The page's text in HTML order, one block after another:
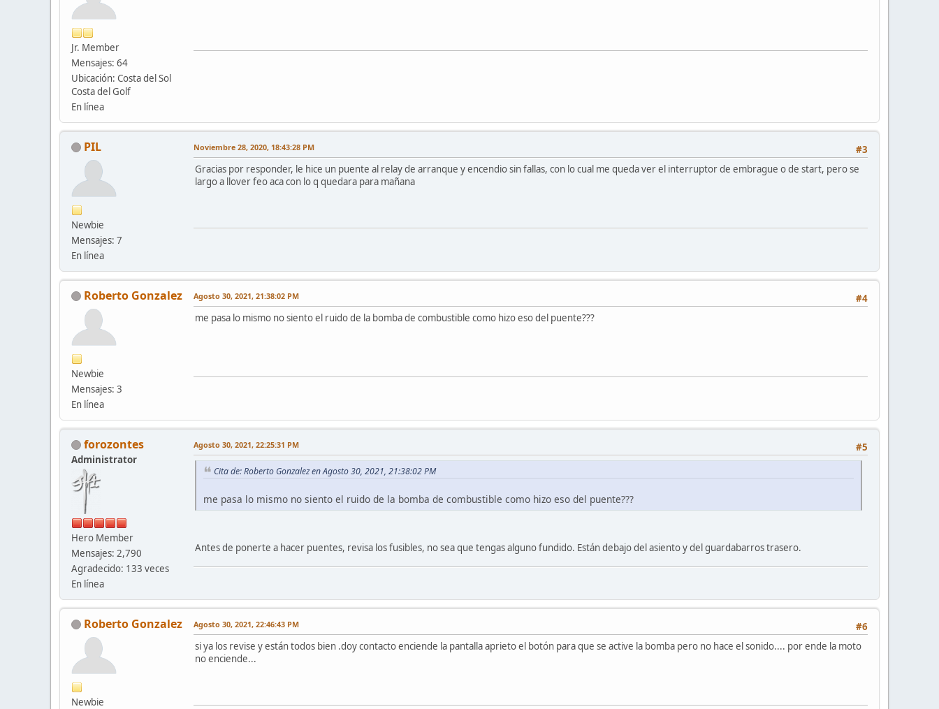
Jr. Member
Mensajes: 64
Ubicación: Costa del Sol
Costa del Golf
En línea
PIL
Newbie
Mensajes: 7
En línea
#3
Noviembre 28, 2020, 18:43:28 PM
Gracias por responder, le hice un puente al relay de arranque y encendio sin fallas, con lo cual me queda ver el interruptor de embrague o de start, pero se
largo a llover feo aca con lo q quedara para mañana
Roberto Gonzalez
Newbie
Mensajes: 3
En línea
#4
Agosto 30, 2021, 21:38:02 PM
me pasa lo mismo no siento el ruido de la bomba de combustible como hizo eso del puente???
forozontes
Administrator
Hero Member
Mensajes: 2,790
Agradecido: 133 veces
En línea
#5
Agosto 30, 2021, 22:25:31 PM
Cita de: Roberto Gonzalez en Agosto 30, 2021, 21:38:02 PM
me pasa lo mismo no siento el ruido de la bomba de combustible como hizo eso del puente???
Antes de ponerte a hacer puentes, revisa los fusibles, no sea que tengas alguno fundido. Están debajo del asiento y del guardabarros trasero.
Roberto Gonzalez
Newbie
#6
Agosto 30, 2021, 22:46:43 PM
si ya los revise y están todos bien .doy contacto enciende la pantalla aprieto el botón para que se active la bomba pero no hace el sonido.... por ende la moto
no enciende...